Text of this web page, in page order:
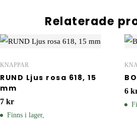
Relaterade
KNAPPAR
RUND Ljus rosa 618, 15
mm
7 kr
Finns i lager,
6